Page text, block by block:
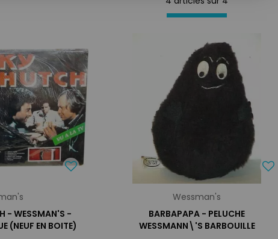
- WESSMAN'S -
(NEUF EN BOITE)
Wessman's
BARBAPAPA - PELUCHE
WESSMANN\'S BARBOUILLE